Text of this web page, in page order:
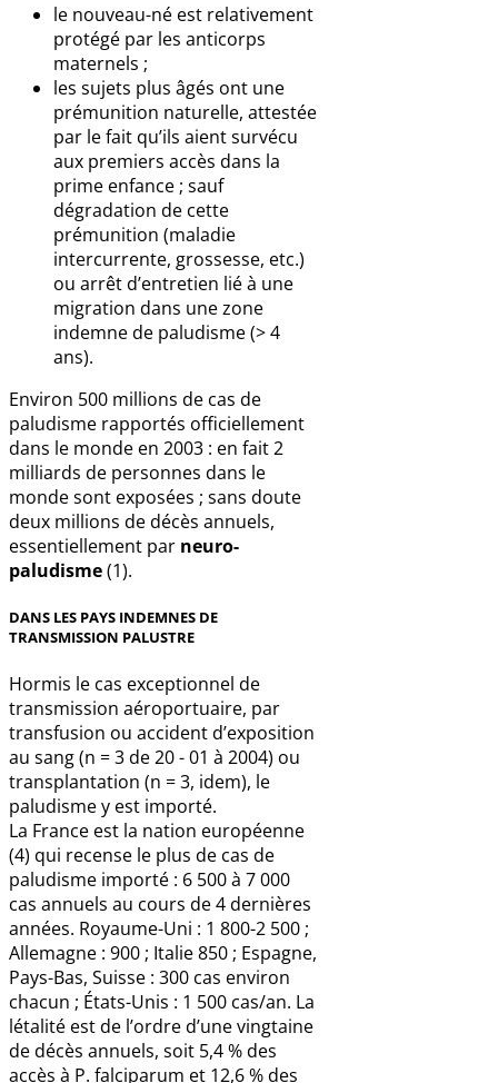
le nouveau-né est relativement
protégé par les anticorps
maternels ;
les sujets plus âgés ont une
prémunition naturelle, attestée
par le fait qu’ils aient survécu
aux premiers accès dans la
prime enfance ; sauf
dégradation de cette
prémunition (maladie
intercurrente, grossesse, etc.)
ou arrêt d’entretien lié à une
migration dans une zone
indemne de paludisme (> 4
ans).
Environ 500 millions de cas de
paludisme rapportés officiellement
dans le monde en 2003 : en fait 2
milliards de personnes dans le
monde sont exposées ; sans doute
deux millions de décès annuels,
essentiellement par neuro-
paludisme(1).
DANS LES PAYS INDEMNES DE
TRANSMISSION PALUSTRE
Hormis le cas exceptionnel de
transmission aéroportuaire, par
transfusion ou accident d’exposition
au sang (n = 3 de 20 - 01 à 2004) ou
transplantation (n = 3, idem), le
paludisme y est importé.
La France est la nation européenne
(4) qui recense le plus de cas de
paludisme importé : 6 500 à 7 000
cas annuels au cours de 4 dernières
années. Royaume-Uni : 1 800-2 500 ;
Allemagne : 900 ; Italie 850 ; Espagne,
Pays-Bas, Suisse : 300 cas environ
chacun ; États-Unis : 1 500 cas/an. La
létalité est de l’ordre d’une vingtaine
de décès annuels, soit 5,4 % des
accès à P. falciparum et 12,6 % des